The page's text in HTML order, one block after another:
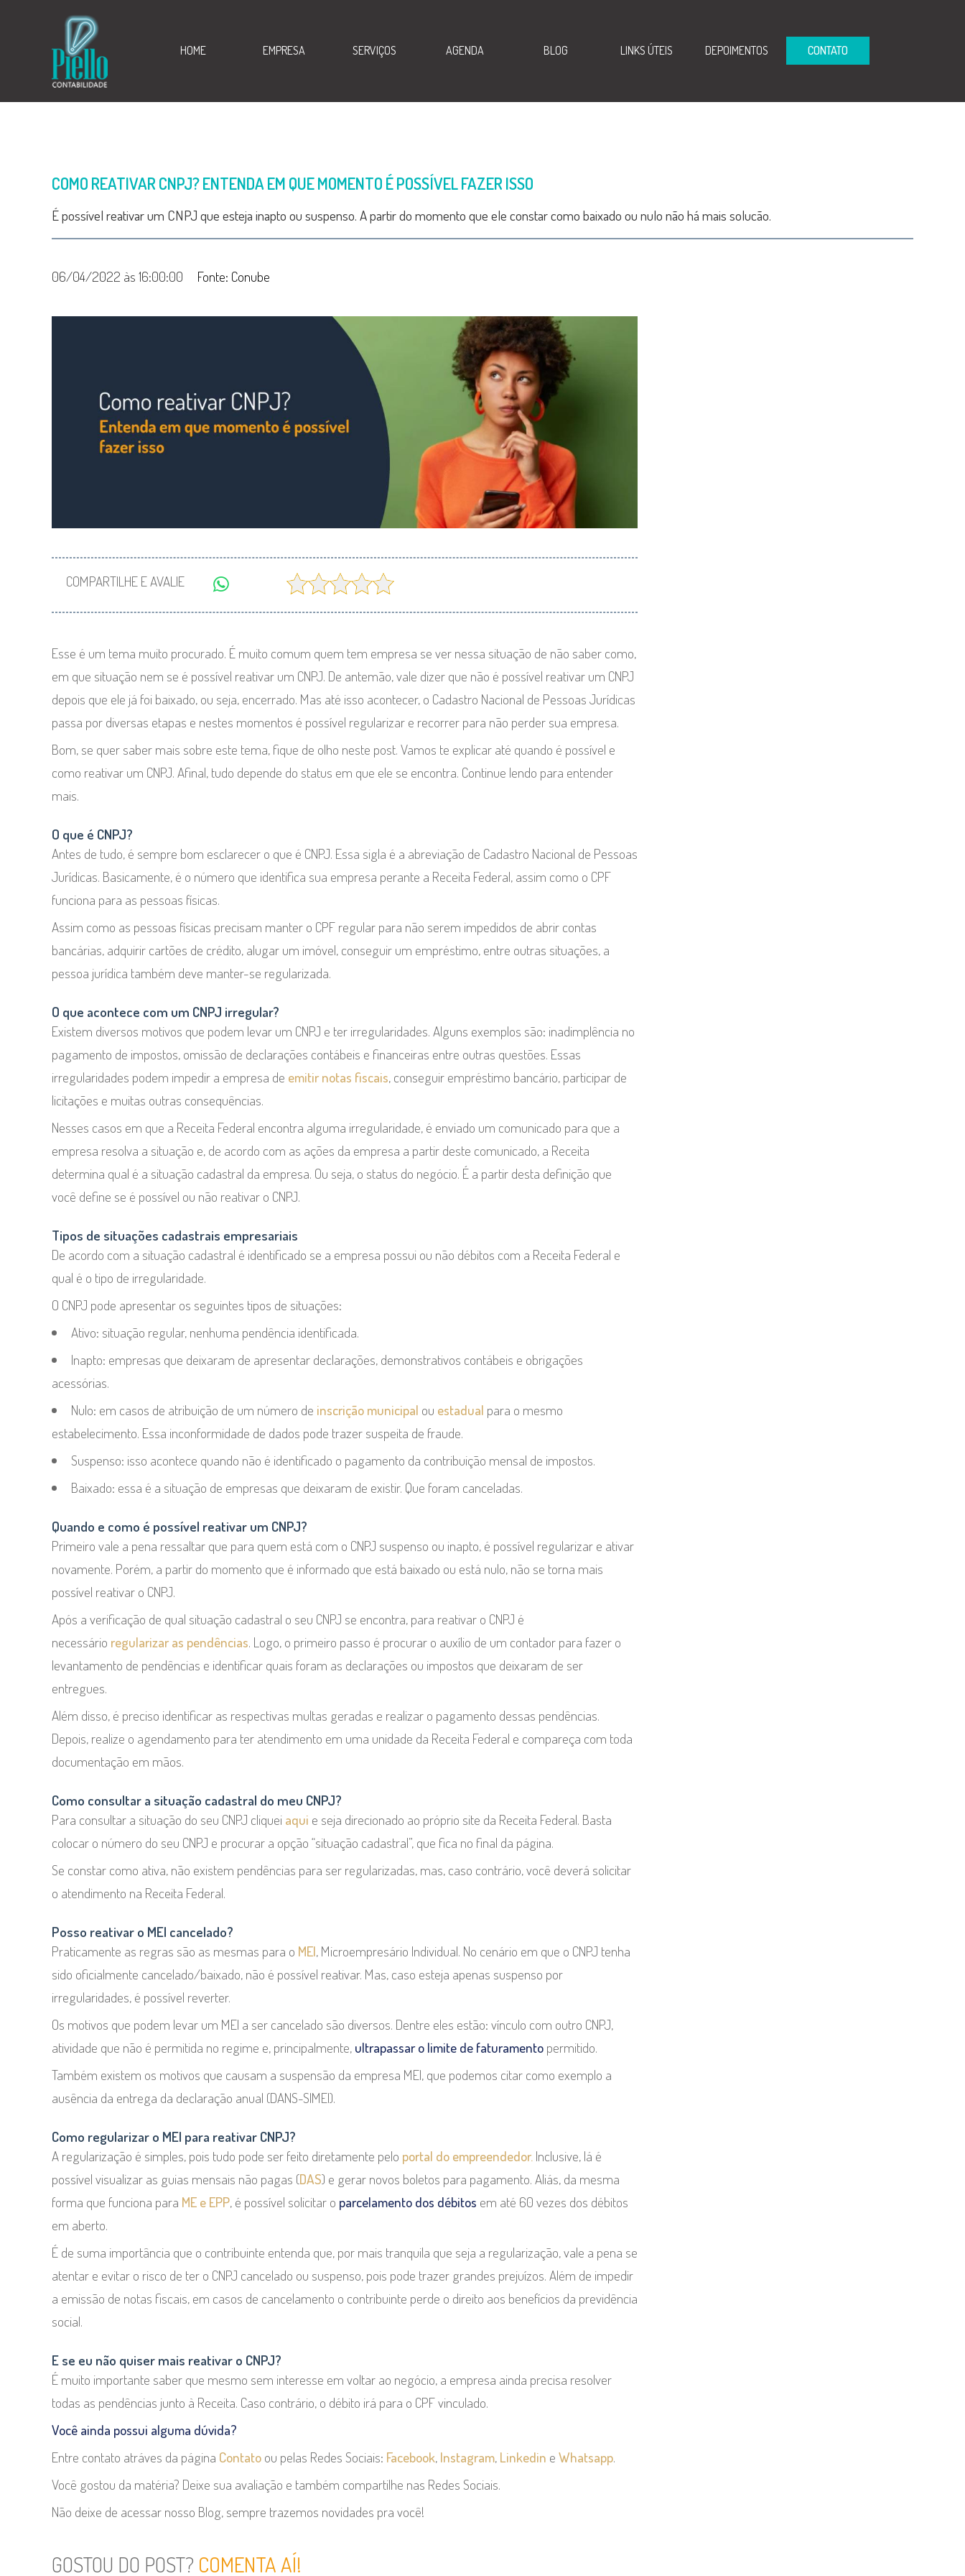
HOME EMPRESA SERVIÇOS AGENDA BLOG LINKS ÚTEIS DEPOIMENTOS CONTATO
COMO REATIVAR CNPJ? ENTENDA EM QUE MOMENTO É POSSÍVEL FAZER ISSO
É possível reativar um CNPJ que esteja inapto ou suspenso. A partir do momento que ele constar como baixado ou nulo não há mais solucão.
06/04/2022 às 16:00:00 Fonte: Conube
COMPARTILHE E AVALIE
Esse é um tema muito procurado. É muito comum quem tem empresa se ver nessa situação de não saber como,
em que situação nem se é possível reativar um CNPJ. De antemão, vale dizer que não é possível reativar um CNPJ
depois que ele já foi baixado, ou seja, encerrado. Mas até isso acontecer, o Cadastro Nacional de Pessoas Jurídicas
passa por diversas etapas e nestes momentos é possível regularizar e recorrer para não perder sua empresa.
Bom, se quer saber mais sobre este tema, fique de olho neste post. Vamos te explicar até quando é possível e
como reativar um CNPJ. Afinal, tudo depende do status em que ele se encontra. Continue lendo para entender
mais.
O que é CNPJ?
Antes de tudo, é sempre bom esclarecer o que é CNPJ. Essa sigla é a abreviação de Cadastro Nacional de Pessoas
Jurídicas. Basicamente, é o número que identifica sua empresa perante a Receita Federal, assim como o CPF
funciona para as pessoas físicas.
Assim como as pessoas físicas precisam manter o CPF regular para não serem impedidos de abrir contas
bancárias, adquirir cartões de crédito, alugar um imóvel, conseguir um empréstimo, entre outras situações, a
pessoa jurídica também deve manter-se regularizada.
O que acontece com um CNPJ irregular?
Existem diversos motivos que podem levar um CNPJ e ter irregularidades. Alguns exemplos são: inadimplência no
pagamento de impostos, omissão de declarações contábeis e financeiras entre outras questões. Essas
irregularidades podem impedir a empresa de emitir notas fiscais, conseguir empréstimo bancário, participar de
licitações e muitas outras consequências.
Nesses casos em que a Receita Federal encontra alguma irregularidade, é enviado um comunicado para que a
empresa resolva a situação e, de acordo com as ações da empresa a partir deste comunicado, a Receita
determina qual é a situação cadastral da empresa. Ou seja, o status do negócio. É a partir desta definição que
você define se é possível ou não reativar o CNPJ.
Tipos de situações cadastrais empresariais
De acordo com a situação cadastral é identificado se a empresa possui ou não débitos com a Receita Federal e
qual é o tipo de irregularidade.
O CNPJ pode apresentar os seguintes tipos de situações:
Ativo: situação regular, nenhuma pendência identificada.
Inapto: empresas que deixaram de apresentar declarações, demonstrativos contábeis e obrigações
acessórias.
Nulo: em casos de atribuição de um número de inscrição municipal ou estadual para o mesmo
estabelecimento. Essa inconformidade de dados pode trazer suspeita de fraude.
Suspenso: isso acontece quando não é identificado o pagamento da contribuição mensal de impostos.
Baixado: essa é a situação de empresas que deixaram de existir. Que foram canceladas.
Quando e como é possível reativar um CNPJ?
Primeiro vale a pena ressaltar que para quem está com o CNPJ suspenso ou inapto, é possível regularizar e ativar
novamente. Porém, a partir do momento que é informado que está baixado ou está nulo, não se torna mais
possível reativar o CNPJ.
Após a verificação de qual situação cadastral o seu CNPJ se encontra, para reativar o CNPJ é
necessário regularizar as pendências. Logo, o primeiro passo é procurar o auxílio de um contador para fazer o
levantamento de pendências e identificar quais foram as declarações ou impostos que deixaram de ser
entregues.
Além disso, é preciso identificar as respectivas multas geradas e realizar o pagamento dessas pendências.
Depois, realize o agendamento para ter atendimento em uma unidade da Receita Federal e compareça com toda
documentação em mãos.
Como consultar a situação cadastral do meu CNPJ?
Para consultar a situação do seu CNPJ cliquei aqui e seja direcionado ao próprio site da Receita Federal. Basta
colocar o número do seu CNPJ e procurar a opção “situação cadastral”, que fica no final da página.
Se constar como ativa, não existem pendências para ser regularizadas, mas, caso contrário, você deverá solicitar
o atendimento na Receita Federal.
Posso reativar o MEI cancelado?
Praticamente as regras são as mesmas para o MEI, Microempresário Individual. No cenário em que o CNPJ tenha
sido oficialmente cancelado/baixado, não é possível reativar. Mas, caso esteja apenas suspenso por
irregularidades, é possível reverter.
Os motivos que podem levar um MEI a ser cancelado são diversos. Dentre eles estão: vínculo com outro CNPJ,
atividade que não é permitida no regime e, principalmente, ultrapassar o limite de faturamento permitido.
Também existem os motivos que causam a suspensão da empresa MEI, que podemos citar como exemplo a
ausência da entrega da declaração anual (DANS-SIMEI).
Como regularizar o MEI para reativar CNPJ?
A regularização é simples, pois tudo pode ser feito diretamente pelo portal do empreendedor. Inclusive, lá é
possível visualizar as guias mensais não pagas (DAS) e gerar novos boletos para pagamento. Aliás, da mesma
forma que funciona para ME e EPP, é possível solicitar o parcelamento dos débitos em até 60 vezes dos débitos
em aberto.
É de suma importância que o contribuinte entenda que, por mais tranquila que seja a regularização, vale a pena se
atentar e evitar o risco de ter o CNPJ cancelado ou suspenso, pois pode trazer grandes prejuízos. Além de impedir
a emissão de notas fiscais, em casos de cancelamento o contribuinte perde o direito aos benefícios da previdência
social.
E se eu não quiser mais reativar o CNPJ?
É muito importante saber que mesmo sem interesse em voltar ao negócio, a empresa ainda precisa resolver
todas as pendências junto à Receita. Caso contrário, o débito irá para o CPF vinculado.
Você ainda possui alguma dúvida?
Entre contato atráves da página Contato ou pelas Redes Sociais: Facebook, Instagram, Linkedin e Whatsapp.
Você gostou da matéria? Deixe sua avaliação e também compartilhe nas Redes Sociais.
Não deixe de acessar nosso Blog, sempre trazemos novidades pra você!
GOSTOU DO POST? COMENTA AÍ!